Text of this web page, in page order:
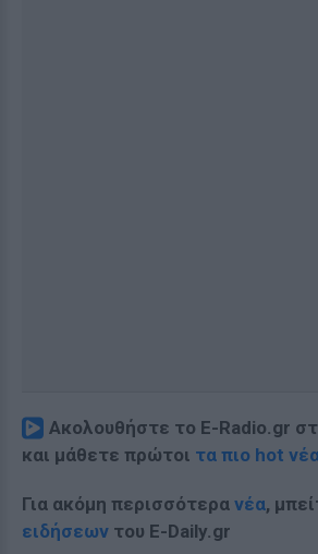
Ακολουθήστε το E-Radio.gr
και μάθετε πρώτοι τα πιο hot
Για ακόμη περισσότερα νέα,
ειδήσεων του E-Daily.gr